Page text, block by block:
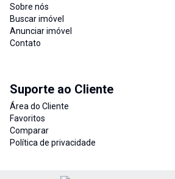
Sobre nós
Buscar imóvel
Anunciar imóvel
Contato
Suporte ao Cliente
Área do Cliente
Favoritos
Comparar
Política de privacidade